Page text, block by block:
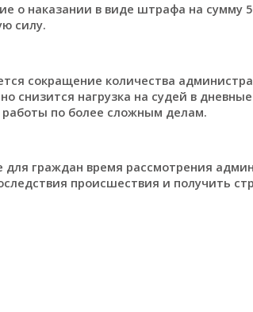
о наказании в виде штрафа на сумму
силу.
сокращение количества
снизится нагрузка на судей в
по более сложным делам.
граждан время рассмотрения
происшествия и получить